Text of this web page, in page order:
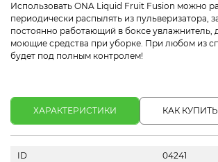
Использовать ONA Liquid Fruit Fusion можно
периодически распылять из пульверизатора,
постоянно работающий в боксе увлажнитель,
моющие средства при уборке. При любом из
будет под полным контролем!
ХАРАКТЕРИСТИКИ КАК КУПИТЬ
ID
04241